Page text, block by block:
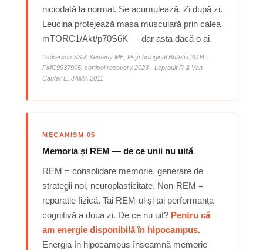
niciodată la normal. Se acumulează. Zi după zi.
Leucina protejează masa musculară prin calea
mTORC1/Akt/p70S6K — dar asta dacă o ai.
Dickerson SS & Kemeny ME, Psychological Bulletin 2004 ·
PMC9937905, cortisol recovery 2023 · Leproult R & Van
Cauter E, JAMA 2011
MECANISM 05
Memoria și REM — de ce unii nu uită
REM = consolidare memorie, generare de
strategii noi, neuroplasticitate. Non-REM =
reparatie fizică. Tai REM-ul și tai performanța
cognitivă a doua zi. De ce nu uit? Pentru că
am energie disponibilă în hipocampus.
Energia în hipocampus înseamnă memorie